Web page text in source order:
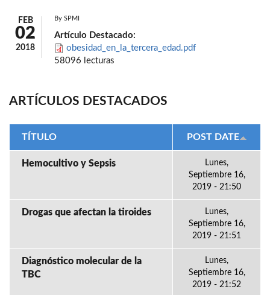
FEB
02
2018
By SPMI
Artículo Destacado:
obesidad_en_la_tercera_edad.pdf
58096 lecturas
ARTÍCULOS DESTACADOS
TÍTULO POST DATE
Hemocultivo y Sepsis
Lunes,
Septiembre 16,
2019 - 21:50
Drogas que afectan la tiroides
Lunes,
Septiembre 16,
2019 - 21:51
Diagnóstico molecular de la
TBC
Lunes,
Septiembre 16,
2019 - 21:52